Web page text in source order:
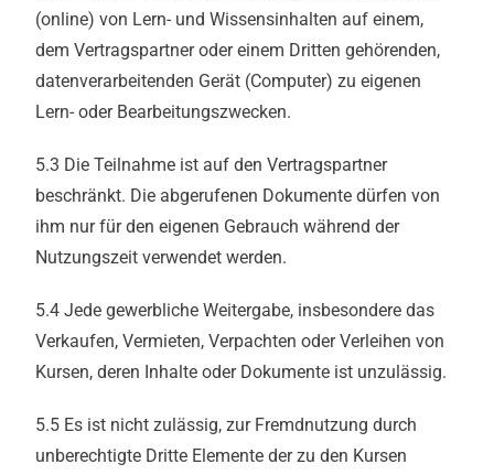
(online) von Lern- und Wissensinhalten auf einem,
dem Vertragspartner oder einem Dritten gehörenden,
datenverarbeitenden Gerät (Computer) zu eigenen
Lern- oder Bearbeitungszwecken.
5.3 Die Teilnahme ist auf den Vertragspartner
beschränkt. Die abgerufenen Dokumente dürfen von
ihm nur für den eigenen Gebrauch während der
Nutzungszeit verwendet werden.
5.4 Jede gewerbliche Weitergabe, insbesondere das
Verkaufen, Vermieten, Verpachten oder Verleihen von
Kursen, deren Inhalte oder Dokumente ist unzulässig.
5.5 Es ist nicht zulässig, zur Fremdnutzung durch
unberechtigte Dritte Elemente der zu den Kursen